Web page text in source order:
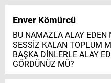
Enver Kömürcü
BU NAMAZLA ALAY EDEN
SESSİZ KALAN TOPLUM
BAŞKA DİNLERLE ALAY
GÖRDÜNÜZ MÜ?